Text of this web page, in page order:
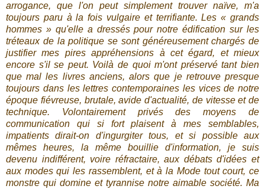
arrogance, que l'on peut simplement trouver naïve, m'a
toujours paru à la fois vulgaire et terrifiante. Les « grands
hommes » qu'elle a dressés pour notre édification sur les
tréteaux de la politique se sont généreusement chargés de
justifier mes pires appréhensions à cet égard, et mieux
encore s'il se peut. Voilà de quoi m'ont préservé tant bien
que mal les livres anciens, alors que je retrouve presque
toujours dans les lettres contemporaines les vices de notre
époque fiévreuse, brutale, avide d'actualité, de vitesse et de
technique. Volontairement privés des moyens de
communication qui si fort plaisent à mes semblables,
impatients dirait-on d'ingurgiter tous, et si possible aux
mêmes heures, la même bouillie d'information, je suis
devenu indifférent, voire réfractaire, aux débats d'idées et
aux modes qui les rassemblent, et à la Mode tout court, ce
monstre qui domine et tyrannise notre aimable société. Ma